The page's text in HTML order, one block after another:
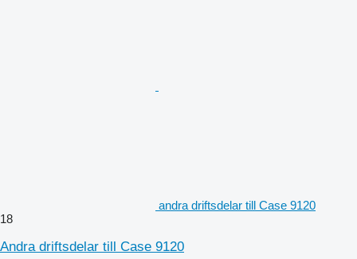
andra driftsdelar till Case 9120
18
Andra driftsdelar till Case 9120